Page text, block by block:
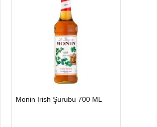
GÖNDERİ
Monin Irish Şurubu 700 ML